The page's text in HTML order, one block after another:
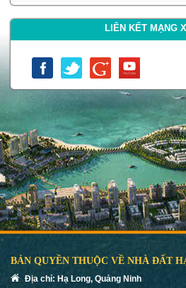
LIÊN KẾT MẠNG
BẢN QUYỀN THUỘC VỀ NHÀ ĐẤT
Địa chỉ: Hạ Long, Quảng Ninh